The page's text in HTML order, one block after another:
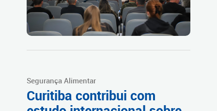
Segurança Alimentar
Curitiba contribui com